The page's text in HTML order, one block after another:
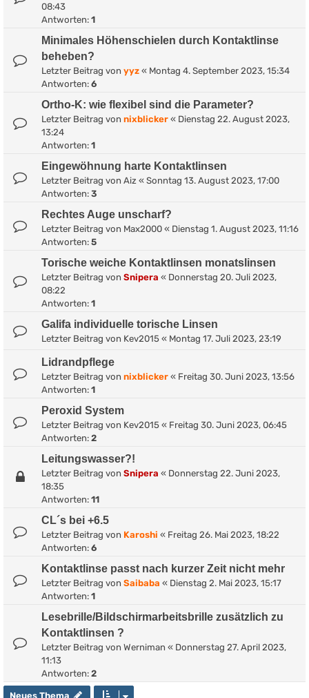
08:43
Antworten: 1
Minimales Höhenschielen durch Kontaktlinse
beheben?
Letzter Beitrag von yyz « Montag 4. September 2023, 15:34
Antworten: 6
Ortho-K: wie flexibel sind die Parameter?
Letzter Beitrag von nixblicker « Dienstag 22. August 2023,
13:24
Antworten: 1
Eingewöhnung harte Kontaktlinsen
Letzter Beitrag von Aiz « Sonntag 13. August 2023, 17:00
Antworten: 3
Rechtes Auge unscharf?
Letzter Beitrag von Max2000 « Dienstag 1. August 2023, 11:16
Antworten: 5
Torische weiche Kontaktlinsen monatslinsen
Letzter Beitrag von Snipera « Donnerstag 20. Juli 2023,
08:22
Antworten: 1
Galifa individuelle torische Linsen
Letzter Beitrag von Kev2015 « Montag 17. Juli 2023, 23:19
Lidrandpflege
Letzter Beitrag von nixblicker « Freitag 30. Juni 2023, 13:56
Antworten: 1
Peroxid System
Letzter Beitrag von Kev2015 « Freitag 30. Juni 2023, 06:45
Antworten: 2
Leitungswasser?!
Letzter Beitrag von Snipera « Donnerstag 22. Juni 2023,
18:35
Antworten: 11
CL´s bei +6.5
Letzter Beitrag von Karoshi « Freitag 26. Mai 2023, 18:22
Antworten: 6
Kontaktlinse passt nach kurzer Zeit nicht mehr
Letzter Beitrag von Saibaba « Dienstag 2. Mai 2023, 15:17
Antworten: 1
Lesebrille/Bildschirmarbeitsbrille zusätzlich zu
Kontaktlinsen ?
Letzter Beitrag von Werniman « Donnerstag 27. April 2023,
11:13
Antworten: 2
Neues Thema